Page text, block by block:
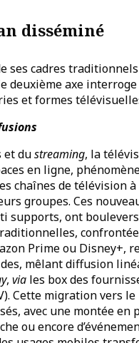
disséminé
ses cadres
deuxième axe
et formes
et dustreaming, la
en ligne,
chaînes de télévision
groupes. Ces
supports, ont
Prime ou Disney+,
mêlant diffusion
, via les box des
Cette migration vers
avec une montée en
ou encore